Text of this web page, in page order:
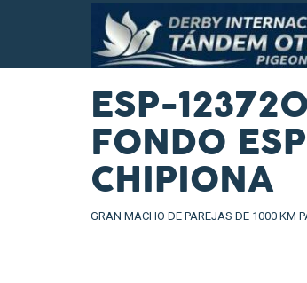
ESP-
FONDO
CHIPIONA
GRAN MACHO DE PAREJAS DE 1000 KM